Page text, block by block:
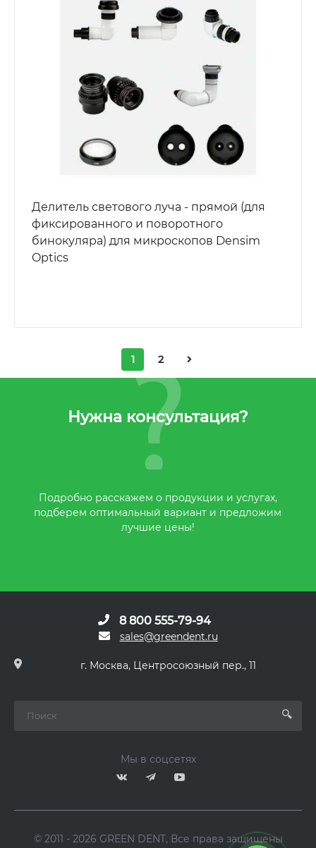
Делитель светового луча - прямой (для
фиксированного и поворотного
бинокуляра) для микроскопов Densim
Optics
1 2
Нужна консультация?
Подробно расскажем о продукции и услугах,
подберем оптимальный вариант и предложим
лучшие цены!
8 800 555-79-94
sales@greendent.ru
г. Москва, Центросоюзный пер., 11
Мы в соцсетях
© 2011 - 2026 GREEN DENT, Все права защищены